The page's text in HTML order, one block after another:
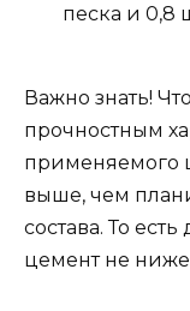
песка и 0,8
Важно знать!
прочностным
применяемого
выше, чем
состава. То
цемент не